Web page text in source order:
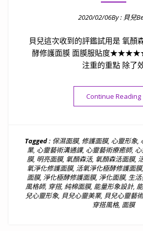
2020/02/06By : 貝兒
貝兒這次收到的評鑑試用是 氧顏
酵修護面膜 面膜服貼度
注重的重點 除了
Continue Reading
Tagged : 保濕面膜, 修護面膜, 心靈形象,
業, 心靈藝術溝通課, 心靈藝術療癒師,
膜, 明亮面膜, 氧顏森活, 氧顏森活面膜,
氧淨化修護面膜, 活氧淨化極酵修護面膜,
面膜, 淨化極酵修護面膜, 淨化面膜, 生
風格師, 穿搭, 純棉面膜, 能量形象設計,
兒心靈形象, 貝兒心靈美業, 貝兒心靈藝術
穿搭風格, 面膜